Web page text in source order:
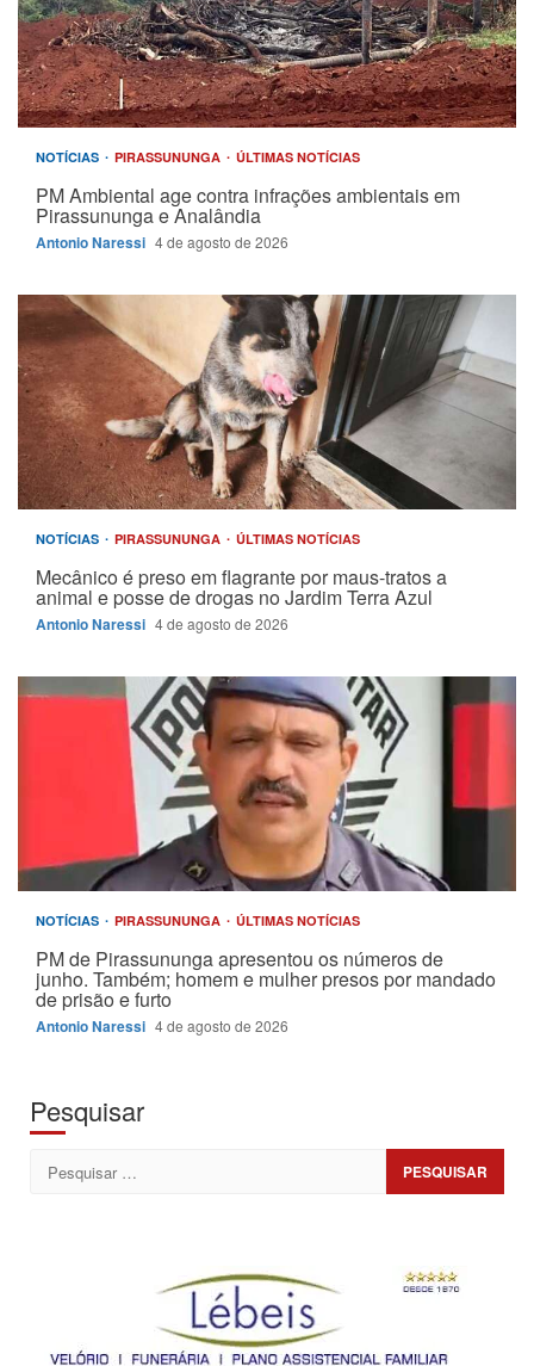
NOTÍCIAS PIRASSUNUNGA ÚLTIMAS NOTÍCIAS
PM Ambiental age contra infrações ambientais em
Pirassununga e Analândia
Antonio Naressi 4 de agosto de 2026
NOTÍCIAS PIRASSUNUNGA ÚLTIMAS NOTÍCIAS
Mecânico é preso em flagrante por maus-tratos a
animal e posse de drogas no Jardim Terra Azul
Antonio Naressi 4 de agosto de 2026
NOTÍCIAS PIRASSUNUNGA ÚLTIMAS NOTÍCIAS
PM de Pirassununga apresentou os números de
junho. Também; homem e mulher presos por mandado
de prisão e furto
Antonio Naressi 4 de agosto de 2026
Pesquisar
Pesquisar